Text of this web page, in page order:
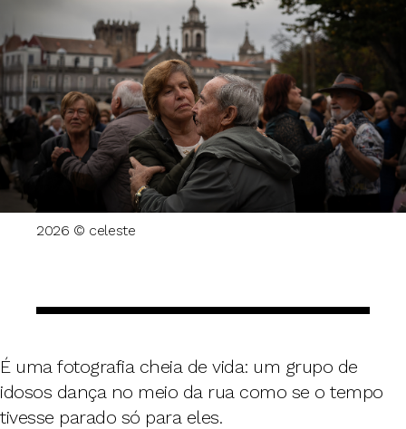
2026 © celeste
É uma fotografia cheia de vida: um grupo de
idosos dança no meio da rua como se o tempo
tivesse parado só para eles.